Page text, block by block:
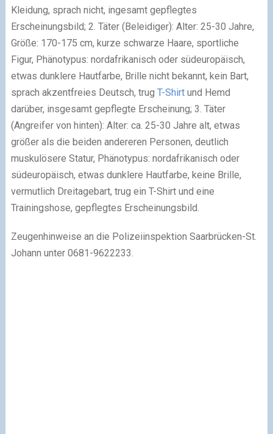
Kleidung, sprach nicht, ingesamt gepflegtes
Erscheinungsbild; 2. Täter (Beleidiger): Alter: 25-30 Jahre,
Größe: 170-175 cm, kurze schwarze Haare, sportliche
Figur, Phänotypus: nordafrikanisch oder südeuropäisch,
etwas dunklere Hautfarbe, Brille nicht bekannt, kein Bart,
sprach akzentfreies Deutsch, trug T-Shirtund Hemd
darüber, insgesamt gepflegte Erscheinung; 3. Täter
(Angreifer von hinten): Alter: ca. 25-30 Jahre alt, etwas
größer als die beiden andereren Personen, deutlich
muskulösere Statur, Phänotypus: nordafrikanisch oder
südeuropäisch, etwas dunklere Hautfarbe, keine Brille,
vermutlich Dreitagebart, trug ein T-Shirt und eine
Trainingshose, gepflegtes Erscheinungsbild.
Zeugenhinweise an die Polizeiinspektion Saarbrücken-St.
Johann unter 0681-9622233.